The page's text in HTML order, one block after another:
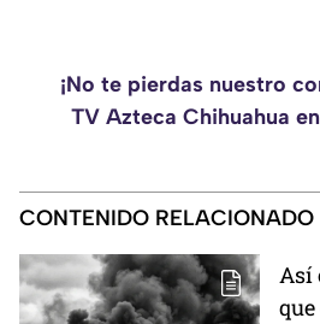
¡No te pierdas nuestro
TV Azteca Chihuahua
CONTENIDO RELACIONADO
Así